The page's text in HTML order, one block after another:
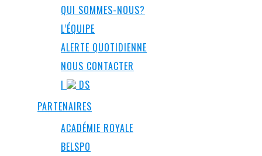
QUI SOMMES-NOUS?
L’ÉQUIPE
ALERTE QUOTIDIENNE
NOUS CONTACTER
I
DS
PARTENAIRES
ACADÉMIE ROYALE
BELSPO